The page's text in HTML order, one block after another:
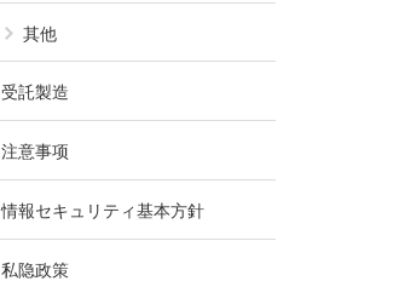
其他
受託製造
注意事项
情報セキュリティ基本方針
私隐政策